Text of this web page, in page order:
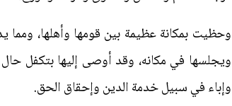
وحظيت بمكانة عظيمة بين قومها وأهلها، ومما
ويجلسها في مكانه، وقد أوصى إليها بتكفل حال
وإباء في سبيل خدمة الدين وإحقاق الحق.